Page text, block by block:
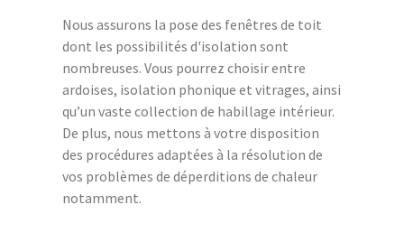
Nous assurons la pose des fenêtres de toit
dont les possibilités d'isolation sont
nombreuses. Vous pourrez choisir entre
ardoises, isolation phonique et vitrages, ainsi
qu’un vaste collection de habillage intérieur.
De plus, nous mettons à votre disposition
des procédures adaptées à la résolution de
vos problèmes de déperditions de chaleur
notamment.